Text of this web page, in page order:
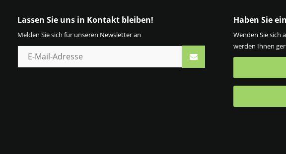
Lassen Sie uns in Kontakt bleiben!
Melden Sie sich für unseren Newsletter an
Haben Sie
Wenden Sie sich
werden Ihnen